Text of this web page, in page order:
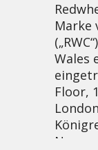
Marke
Wales
Floor,